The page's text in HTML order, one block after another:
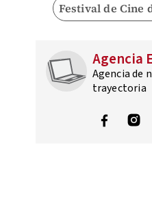
Festival de Cine
Agencia
Agencia de
trayectoria